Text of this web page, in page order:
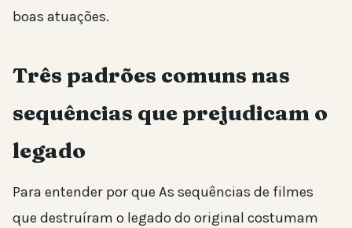
boas atuações.
Três padrões comuns nas
sequências que prejudicam o
legado
Para entender por que As sequências de filmes
que destruíram o legado do original costumam